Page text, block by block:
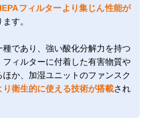
フィルターより集じん性能が
す。
であり、強い酸化分解力を持つ
フィルターに付着した有害物質や
か、加湿ユニットのファンスク
り衛生的に使える技術が搭載され